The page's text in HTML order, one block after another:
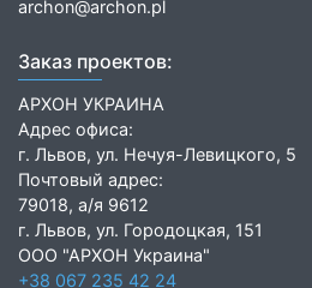
АРХОН УКРАИНА
Адрес офиса:
г. Львов, ул. Нечуя-Левицкого, 5
Почтовый адрес:
79018, а/я 9612
г. Львов, ул. Городоцкая, 151
ООО "АРХОН Украина"
+38 067 235 42 24
+38 067 558 76 73